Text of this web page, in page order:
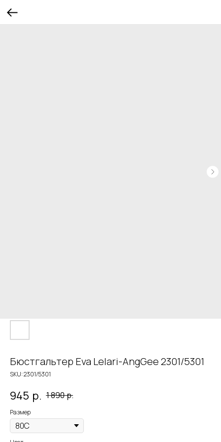
Бюстгальтер Eva Lelari-AngGee 2301/5301
SKU:2301/5301
945 р. 1 890р.
Размер